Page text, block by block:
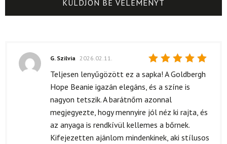
Értékelés:
5
G. Szilvia 2026.02.11.
Teljesen lenyűgözött ez a sapka! A Goldbergh
Hope Beanie igazán elegáns, és a színe is
nagyon tetszik. A barátnőm azonnal
megjegyezte, hogy mennyire jól néz ki rajta, és
az anyaga is rendkívül kellemes a bőrnek.
Kifejezetten ajánlom mindenkinek, aki stílusos